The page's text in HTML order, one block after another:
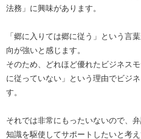
法務」に興味があります。
「郷に入りては郷に従う」という言
向が強いと感じます。
そのため、どれほど優れたビジネス
に従っていない」という理由でビジ
す。
それでは非常にもったいないので、
知識を駆使してサポートしたいと考え